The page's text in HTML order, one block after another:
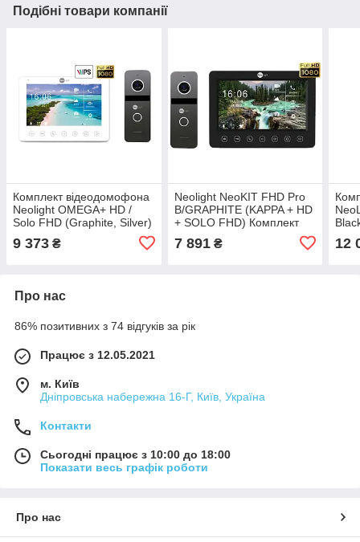
Подібні товари компанії
Комплект відеодомофона
Neolight OMEGA+ HD /
Solo FHD (Graphite, Silver)
9 373 ₴
Neolight NeoKIT FHD Pro
B/GRAPHITE (KAPPA + HD
+ SOLO FHD) Комплект
7 891₴ 12
Про нас
86% позитивних з 74 відгуків за рік
Працює з 12.05.2021
м. Київ
Дніпровська набережна 16-Г, Київ, Україна
Контакти
Сьогодні працює з 10:00 до 18:00
Показати весь графік роботи
Про нас